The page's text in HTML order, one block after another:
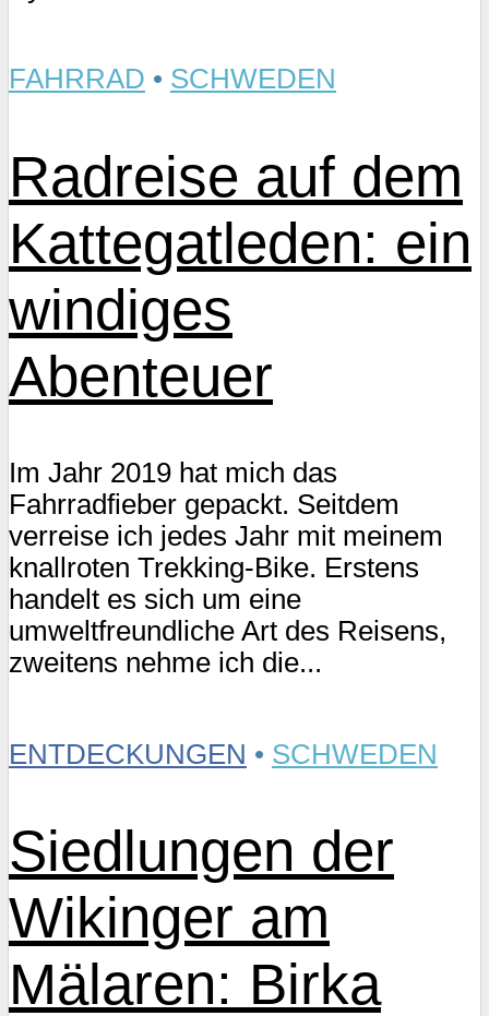
FAHRRAD • SCHWEDEN
Radreise auf dem
Kattegatleden: ein
windiges
Abenteuer
Im Jahr 2019 hat mich das
Fahrradfieber gepackt. Seitdem
verreise ich jedes Jahr mit meinem
knallroten Trekking-Bike. Erstens
handelt es sich um eine
umweltfreundliche Art des Reisens,
zweitens nehme ich die...
ENTDECKUNGEN • SCHWEDEN
Siedlungen der
Wikinger am
Mälaren: Birka